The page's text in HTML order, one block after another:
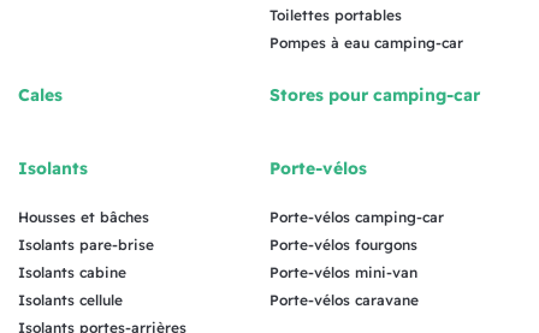
Toilettes portables
Pompes à eau camping-car
Cales
Isolants
Housses et bâches
Isolants pare-brise
Isolants cabine
Isolants cellule
Isolants portes-arrières
Stores pour camping-car
Porte-vélos
Porte-vélos camping-car
Porte-vélos fourgons
Porte-vélos mini-van
Porte-vélos caravane